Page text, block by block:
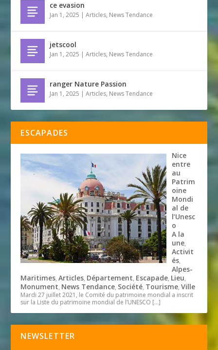
ce evasion
Jan 1, 2025 |Articles, News Tendance
jetscool
Jan 1, 2025 |Articles, News Tendance
ranger Nature Passion
Jan 1, 2025 |Articles, News Tendance
ESCAPADES
Nice
entre
au
Patrim
oine
Mondi
al de
l’Unesc
o
A la
une,
Activit
és,
Alpes-
Maritimes,Articles, Département, Escapade, Lieu,
Monument, News Tendance, Société, Tourisme,Ville
Mardi 27 juillet 2021, le Comité du patrimoine mondial a inscrit
sur la Liste du patrimoine mondial de l’UNESCO […]
NEWSLETTER